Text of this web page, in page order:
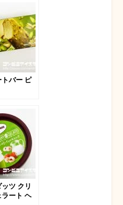
バー ピ
ツ クリ
ラート ヘ